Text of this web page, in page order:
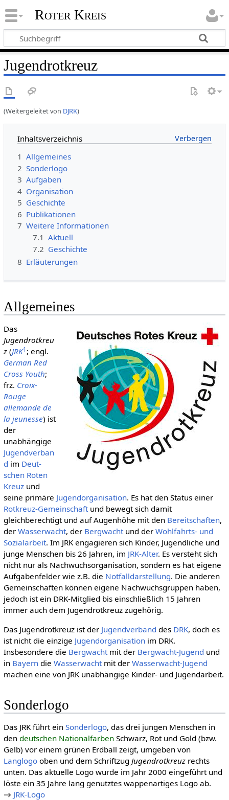
Roter Kreis
Jugendrotkreuz
(Weitergeleitet von DJRK)
Inhaltsverzeichnis
1 Allgemeines
2 Sonderlogo
3 Aufgaben
4 Organisation
5 Geschichte
6 Publikationen
7 Weitere Informationen
7.1 Aktuell
7.2 Geschichte
8 Erläuterungen
Allgemeines
Das
Jugendrotkreu
z(JRK1 ; engl.
German Red
Cross Youth;
frz. Croix-
Rouge
allemande de
la jeunesse) ist
der
unabhängige
Jugendverban
d im Deut­
schen Roten
Kreuzund
seine primäre Jugendorganisation. Es hat den Status einer
Rotkreuz-Gemeinschaftund bewegt sich damit
gleichberechtigt und auf Augenhöhe mit den Bereitschaften,
der Wasserwacht, der Bergwachtund der Wohlfahrts- und
Sozialarbeit. Im JRK engagieren sich Kinder, Jugendliche und
junge Menschen bis 26 Jahren, im JRK-Alter. Es versteht sich
nicht nur als Nachwuchsorganisation, sondern es hat eigene
Aufgabenfelder wie z.B. die Notfalldarstellung. Die anderen
Gemeinschaften können eigene Nachwuchsgruppen haben,
jedoch ist ein DRK-Mitglied bis einschließlich 15 Jahren
immer auch dem Jugendrotkreuz zugehörig.
Das Jugendrotkreuz ist der Jugendverband des DRK, doch es
ist nicht die einzige Jugendorganisationim DRK.
Insbesondere die Bergwachtmit der Bergwacht-Jugend und
in Bayerndie Wasserwachtmit der Wasserwacht-Jugend
machen eine von JRK unabhängige Kinder- und Jugendarbeit.
Sonderlogo
Das JRK führt ein Sonderlogo, das drei jungen Menschen in
den deutschen NationalfarbenSchwarz, Rot und Gold (bzw.
Gelb) vor einem grünen Erdball zeigt, umgeben von
Langlogooben und dem Schriftzug Jugendrotkreuzrechts
unten. Das aktuelle Logo wurde im Jahr 2000 eingeführt und
löste ein 35 Jahre lang genutztes wappenartiges Logo ab.
→ JRK-Logo